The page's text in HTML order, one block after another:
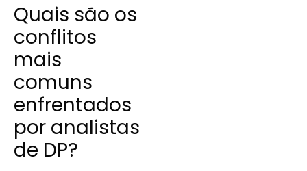
Quais são os
conflitos
mais
comuns
enfrentados
por analistas
de DP?